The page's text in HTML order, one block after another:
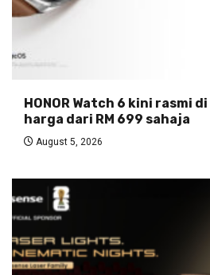
HONOR Watch 6 kini rasmi
harga dari RM 699 sahaja
August 5, 2026